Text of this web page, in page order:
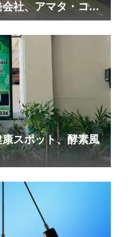
社、アマタ・コー
今！その２
スポット、酵素風